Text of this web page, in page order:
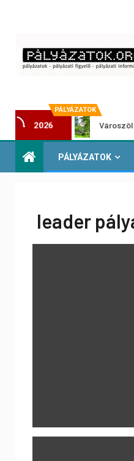
PÁLYÁZATOK
2026 Városzöldítő
PÁLYÁZATOK
leader